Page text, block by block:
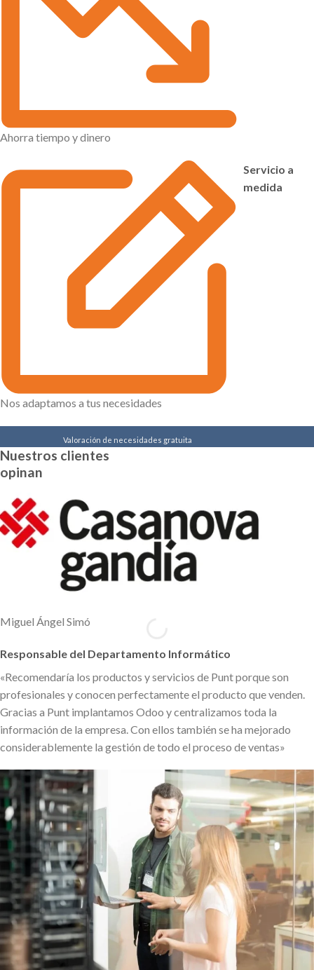
Ahorra tiempo y dinero
Servicio a
medida
Nos adaptamos a tus necesidades
Valoración de necesidades gratuita
Descubre en 2 minutos las necesidades de
Conocerás cómo ahorrar costes, evitar problemas y
tener el soporte y mantenimiento informático que
necesitas.
ESTUDIO GRATUITO
Nuestros clientes
opinan
Miguel Ángel Simó
Responsable del Departamento Informático
«Recomendaría los productos y servicios de Punt porque son
profesionales y conocen perfectamente el producto que venden.
Gracias a Punt implantamos Odoo y centralizamos toda la
información de la empresa. Con ellos también se ha mejorado
considerablemente la gestión de todo el proceso de ventas»